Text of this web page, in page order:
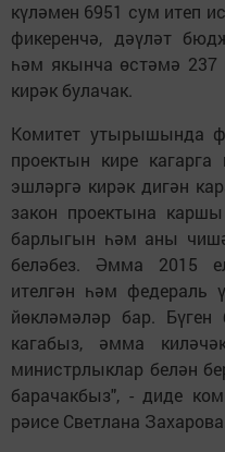
күләмен 6951 сум итеп
фикеренчә, дәүләт
һәм якынча өстәмә 237
кирәк булачак.
Комитет утырышында
проектын кире
эшләргә кирәк дигән
закон проектына
барлыгын һәм аны
беләбез. Әмма 2015
ителгән һәм федераль
йөкләмәләр бар.
кагабыз, әмма
министрлыклар белән
барачакбыз", - диде
рәисе Светлана